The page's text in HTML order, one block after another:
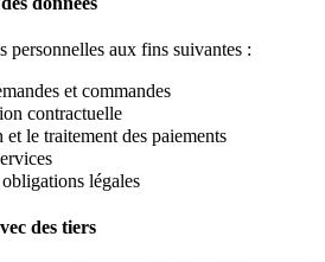
personnelles aux fins suivantes :
et commandes
contractuelle
le traitement des paiements
légales
des tiers